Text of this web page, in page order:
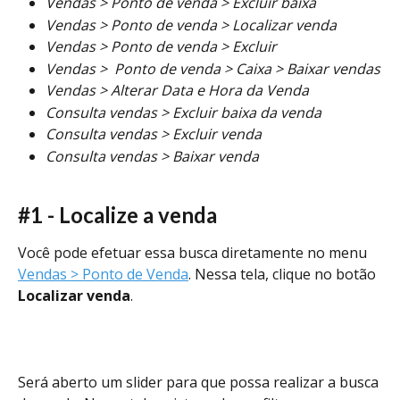
Vendas > Ponto de venda > Localizar venda
Vendas > Ponto de venda > Excluir
Vendas >  Ponto de venda > Caixa > Baixar vendas
Vendas > Alterar Data e Hora da Venda
Consulta vendas > Excluir baixa da venda
Consulta vendas > Excluir venda
Consulta vendas > Baixar venda
#1 - Localize a venda
Você pode efetuar essa busca diretamente no menu
Vendas > Ponto de Venda. Nessa tela, clique no botão
Localizar venda.
Será aberto um slider para que possa realizar a busca